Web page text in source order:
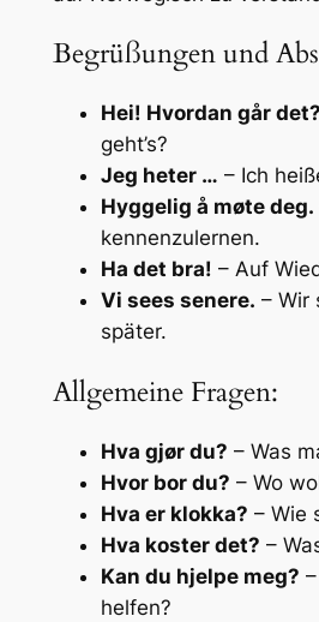
Begrüßungen und
Hei! Hvordan går det?
geht’s?
Jeg heter … – Ich
Hyggelig å møte deg.
kennenzulernen.
Ha det bra! – Auf
Vi sees senere. – Wir
später.
Allgemeine Fragen:
Hva gjør du? – Was
Hvor bor du? – Wo
Hva er klokka? – Wie
Hva koster det? –
Kan du hjelpe meg?
helfen?